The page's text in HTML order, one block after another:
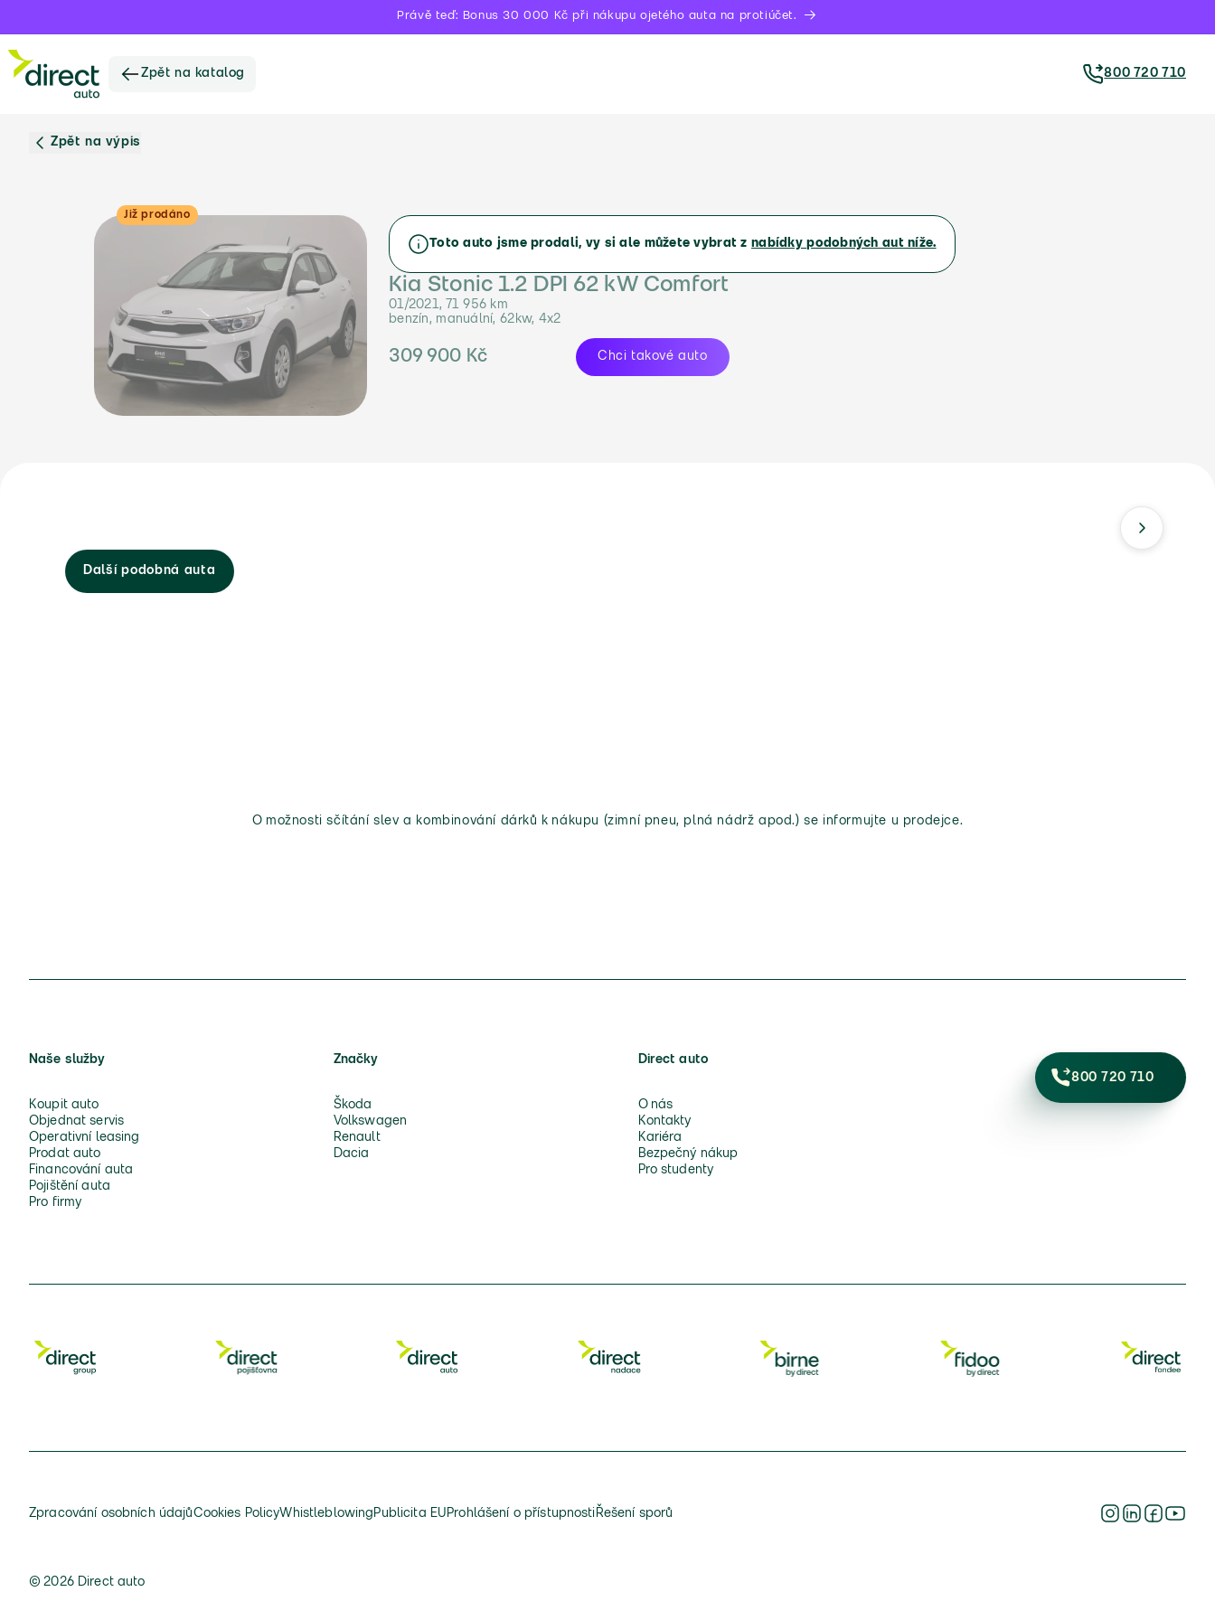
Právě teď: Bonus 30 000 Kč při nákupu ojetého auta na protiúčet.
Zpět na katalog 800 720 710
Zpět na výpis
Již prodáno
Toto auto jsme prodali, vy si ale můžete vybrat z nabídky podobných aut níže.
Kia Stonic 1.2 DPI 62 kW Comfort
01/2021, 71 956 km
benzín, manuální, 62kw, 4x2
309 900 Kč Chci takové auto
Další podobná auta
O možnosti sčítání slev a kombinování dárků k nákupu (zimní pneu, plná nádrž apod.) se informujte u prodejce.
Naše služby
Koupit auto
Objednat servis
Operativní leasing
Prodat auto
Financování auta
Pojištění auta
Pro firmy
Značky
Škoda
Volkswagen
Renault
Dacia
Direct auto
O nás
Kontakty
Kariéra
Bezpečný nákup
Pro studenty
800 720 710
Zpracování osobních údajůCookies PolicyWhistleblowing Publicita EU Prohlášení o přístupnosti Řešení sporů
© 2026 Direct auto